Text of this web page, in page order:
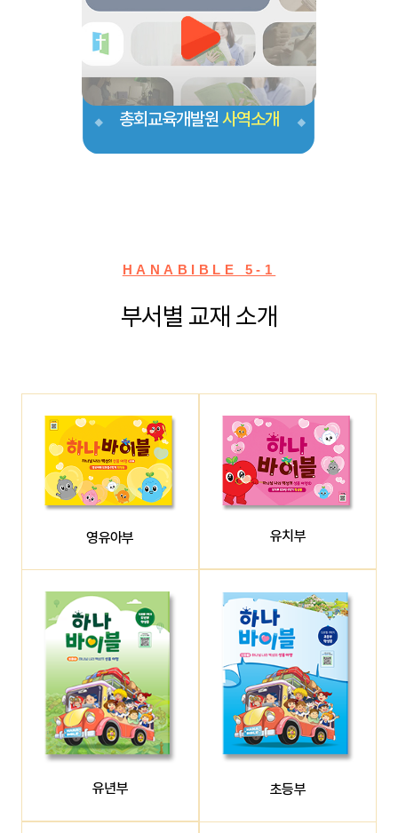
총회교육개발원 사역소개
HANABIBLE 5-1
부서별 교재 소개
영유아부 유치부
유년부 초등부